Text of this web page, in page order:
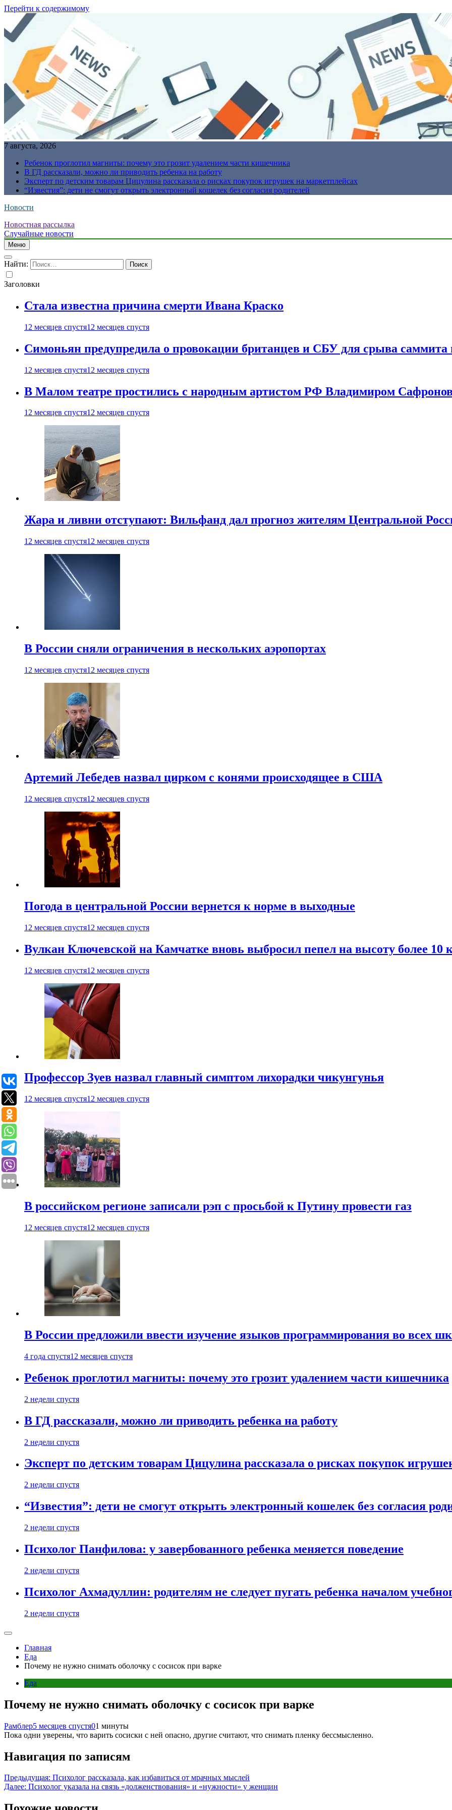
Перейти к содержимому
7 августа, 2026
Ребенок проглотил магниты: почему это грозит удалением части кишечника
В ГД рассказали, можно ли приводить ребенка на работу
Эксперт по детским товарам Цицулина рассказала о рисках покупок игрушек на маркетплейсах
“Известия”: дети не смогут открыть электронный кошелек без согласия родителей
Новости
Новостная рассылка
Случайные новости
Меню
Найти:
Заголовки
Стала известна причина смерти Ивана Краско
12 месяцев спустя12 месяцев спустя
Симоньян предупредила о провокации британцев и СБУ для срыва саммита
12 месяцев спустя12 месяцев спустя
В Малом театре простились с народным артистом РФ Владимиром
12 месяцев спустя12 месяцев спустя
Жара и ливни отступают: Вильфанд дал прогноз жителям Центральной
12 месяцев спустя12 месяцев спустя
В России сняли ограничения в нескольких аэропортах
12 месяцев спустя12 месяцев спустя
Артемий Лебедев назвал цирком с конями происходящее в США
12 месяцев спустя12 месяцев спустя
Погода в центральной России вернется к норме в выходные
12 месяцев спустя12 месяцев спустя
Вулкан Ключевской на Камчатке вновь выбросил пепел на высоту более 10
12 месяцев спустя12 месяцев спустя
Профессор Зуев назвал главный симптом лихорадки чикунгунья
12 месяцев спустя12 месяцев спустя
В российском регионе записали рэп с просьбой к Путину провести газ
12 месяцев спустя12 месяцев спустя
В России предложили ввести изучение языков программирования во всех
4 года спустя12 месяцев спустя
Ребенок проглотил магниты: почему это грозит удалением части кишечника
2 недели спустя
В ГД рассказали, можно ли приводить ребенка на работу
2 недели спустя
Эксперт по детским товарам Цицулина рассказала о рисках покупок
2 недели спустя
“Известия”: дети не смогут открыть электронный кошелек без согласия
2 недели спустя
Психолог Панфилова: у завербованного ребенка меняется поведение
2 недели спустя
Психолог Ахмадуллин: родителям не следует пугать ребенка началом
2 недели спустя
Главная
Еда
Почему не нужно снимать оболочку с сосисок при варке
Еда
Почему не нужно снимать оболочку с сосисок при варке
Рамблер5 месяцев спустя01 минуты
Пока одни уверены, что варить сосиски с ней опасно, другие считают, что снимать пленку бессмысленно.
Навигация по записям
Предыдущая: Психолог рассказала, как избавиться от мрачных мыслей
Далее: Психолог указала на связь «долженствования» и «нужности» у женщин